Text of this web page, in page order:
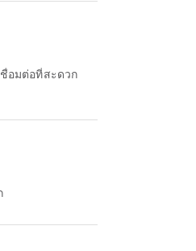
อมต่อที่สะดวก